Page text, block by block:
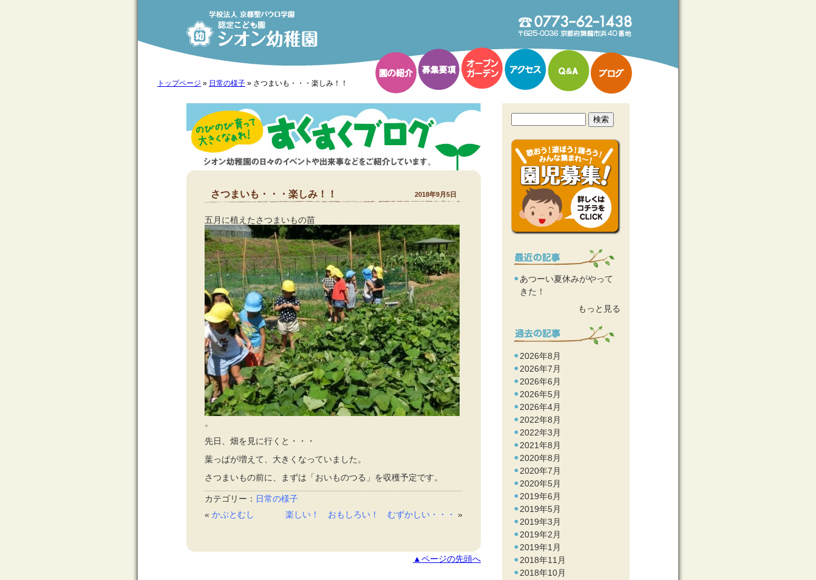
トップページ » 日常の様子» さつまいも・・・楽しみ！！
さつまいも・・・楽しみ！！ 2018年9月5日
五月に植えたさつまいもの苗
。
先日、畑を見に行くと・・・
葉っぱが増えて、大きくなっていました。
さつまいもの前に、まずは「おいものつる」を収穫予定です。
カテゴリー： 日常の様子
« かぶとむし 楽しい！ おもしろい！ むずかしい・・・ »
▲ページの先頭へ
あつーい夏休みがやって
きた！
もっと見る
2026年8月
2026年7月
2026年6月
2026年5月
2026年4月
2022年8月
2022年3月
2021年8月
2020年8月
2020年7月
2020年5月
2019年6月
2019年5月
2019年3月
2019年2月
2019年1月
2018年11月
2018年10月